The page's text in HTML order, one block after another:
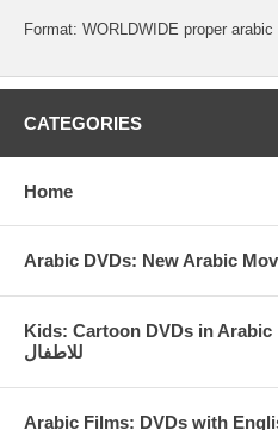
Format: WORLDWIDE proper arabic
CATEGORIES
Home
Kids: Cartoon DVDs in Arabic افلام ومسلسلات وبرامج تعليميه
للاطفال
Arabic Films: DVDs with